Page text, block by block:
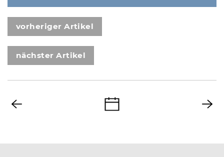
vorheriger Artikel
nächster Artikel